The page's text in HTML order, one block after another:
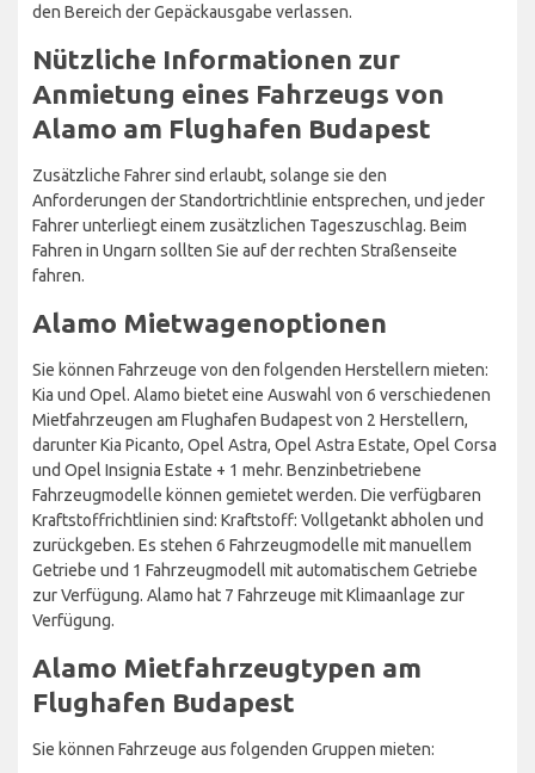
den Bereich der Gepäckausgabe verlassen.
Nützliche Informationen zur
Anmietung eines Fahrzeugs von
Alamo am Flughafen Budapest
Zusätzliche Fahrer sind erlaubt, solange sie den
Anforderungen der Standortrichtlinie entsprechen, und jeder
Fahrer unterliegt einem zusätzlichen Tageszuschlag. Beim
Fahren in Ungarn sollten Sie auf der rechten Straßenseite
fahren.
Alamo Mietwagenoptionen
Sie können Fahrzeuge von den folgenden Herstellern mieten:
Kia und Opel. Alamo bietet eine Auswahl von 6 verschiedenen
Mietfahrzeugen am Flughafen Budapest von 2 Herstellern,
darunter Kia Picanto, Opel Astra, Opel Astra Estate, Opel Corsa
und Opel Insignia Estate + 1 mehr. Benzinbetriebene
Fahrzeugmodelle können gemietet werden. Die verfügbaren
Kraftstoffrichtlinien sind: Kraftstoff: Vollgetankt abholen und
zurückgeben. Es stehen 6 Fahrzeugmodelle mit manuellem
Getriebe und 1 Fahrzeugmodell mit automatischem Getriebe
zur Verfügung. Alamo hat 7 Fahrzeuge mit Klimaanlage zur
Verfügung.
Alamo Mietfahrzeugtypen am
Flughafen Budapest
Sie können Fahrzeuge aus folgenden Gruppen mieten: